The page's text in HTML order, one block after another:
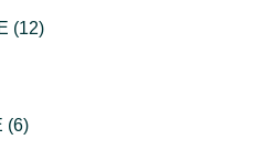
(12)
(6)